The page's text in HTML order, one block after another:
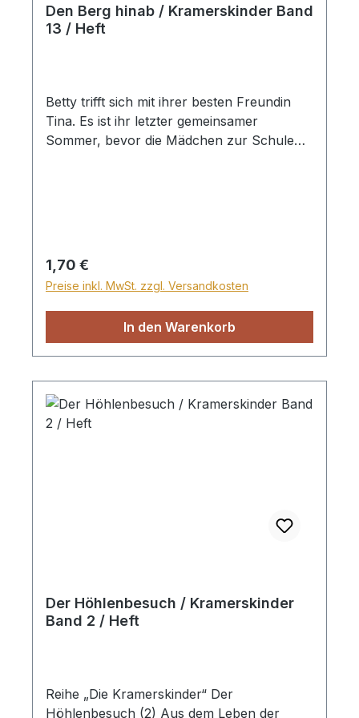
Den Berg hinab / Kramerskinder Band
13 / Heft
Betty trifft sich mit ihrer besten Freundin
Tina. Es ist ihr letzter gemeinsamer
Sommer, bevor die Mädchen zur Schule
Regulärer Preis:
1,70 €
Preise inkl. MwSt. zzgl. Versandkosten
In den Warenkorb
Der Höhlenbesuch / Kramerskinder
Band 2 / Heft
Reihe „Die Kramerskinder“ Der
Höhlenbesuch (2) Aus dem Leben der